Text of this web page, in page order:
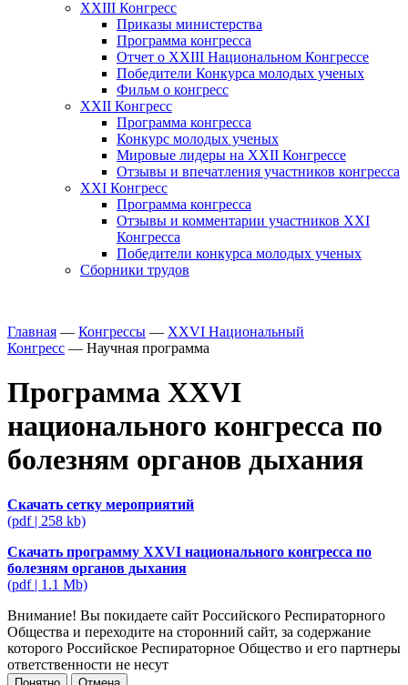
XXIII Конгресс
Приказы министерства
Программа конгресса
Отчет о XXIII Национальном Конгрессе
Победители Конкурса молодых ученых
Фильм о конгресс
XXII Конгресс
Программа конгресса
Конкурс молодых ученых
Мировые лидеры на XXII Конгрессе
Отзывы и впечатления участников конгресса
XXI Конгресс
Программа конгресса
Отзывы и комментарии участников XXI
Конгресса
Победители конкурса молодых ученых
Сборники трудов
Главная — Конгрессы — XXVI Национальный
Конгресс — Научная программа
Программа XXVI
национального конгресса по
болезням органов дыхания
Скачать сетку мероприятий
(pdf | 258 kb)
Скачать программу XXVI национального конгресса по
болезням органов дыхания
(pdf | 1.1 Mb)
Внимание! Вы покидаете сайт Российского Респираторного
Общества и переходите на сторонний сайт, за содержание
которого Российское Респираторное Общество и его партнеры
ответственности не несут